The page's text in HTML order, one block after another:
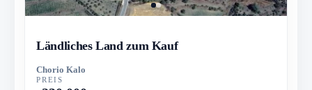
Ländliches Land zum Kauf
Chorio Kalo
PREIS